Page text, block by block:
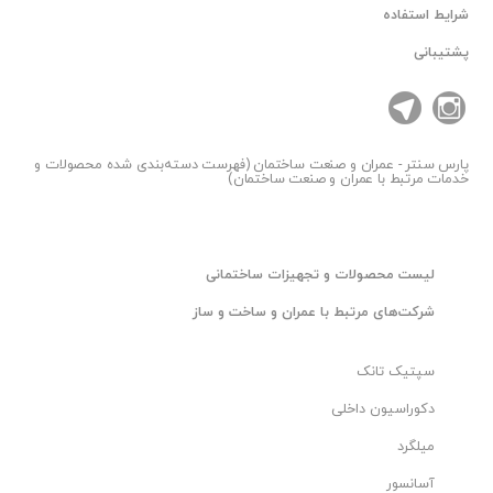
44626428 - 44626703 Tel: +9821
Telegram / WhatsApp: +98 937 292 1218
Email: info@epcv.ir
شرایط استفاده
پشتیبانی
پارس سنتر- عمران و صنعت ساختمان (فهرست دسته‌بندی شده محصولات و
خدمات مرتبط با عمران و صنعت ساختمان)
لیست محصولات و تجهیزات ساختمانی
شرکت‌های مرتبط با عمران و ساخت و ساز
سپتیک تانک
دکوراسیون داخلی
میلگرد
آسانسور